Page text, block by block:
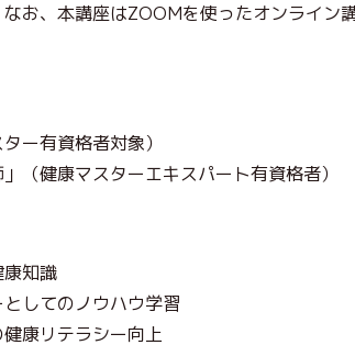
お、本講座はZOOMを使ったオンライン
ー有資格者対象）
（健康マスターエキスパート有資格者）
知識
してのノウハウ学習
康リテラシー向上